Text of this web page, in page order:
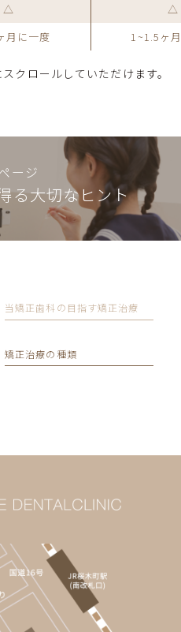
△
△
月に一度 1~1.5ヶ
クロールしていただけます。
ージ
る大切なヒント
当矯正歯科の目指す矯正治療
矯正治療の種類